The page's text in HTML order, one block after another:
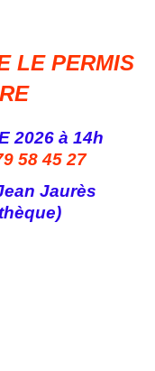
LE PERMIS
2026 à 14h
58 45 27
Jaurès